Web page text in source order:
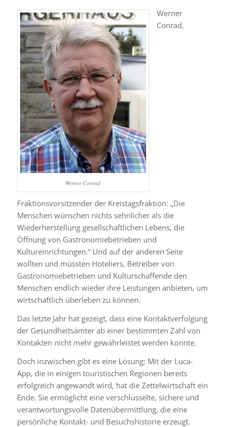
Werner Conrad
Werner
Conrad,
Fraktionsvorsitzender der Kreistagsfraktion: „Die
Menschen wünschen nichts sehnlicher als die
Wiederherstellung gesellschaftlichen Lebens, die
Öffnung von Gastronomiebetrieben und
Kultureinrichtungen.“ Und auf der anderen Seite
wollten und müssten Hoteliers, Betreiber von
Gastronomiebetrieben und Kulturschaffende den
Menschen endlich wieder ihre Leistungen anbieten, um
wirtschaftlich überleben zu können.
Das letzte Jahr hat gezeigt, dass eine Kontaktverfolgung
der Gesundheitsämter ab einer bestimmten Zahl von
Kontakten nicht mehr gewährleistet werden konnte.
Doch inzwischen gibt es eine Lösung: Mit der Luca-
App, die in einigen touristischen Regionen bereits
erfolgreich angewandt wird, hat die Zettelwirtschaft ein
Ende. Sie ermöglicht eine verschlüsselte, sichere und
verantwortungsvolle Datenübermittlung, die eine
persönliche Kontakt- und Besuchshistorie erzeugt.